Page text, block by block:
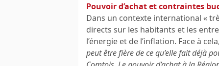
Pouvoir d’achat et contraintes
Dans un contexte international «
directs sur les habitants et les
l’énergie et de l’inflation. Face à
peut être fière de ce qu’elle fait déjà